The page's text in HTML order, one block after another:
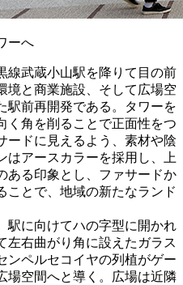
ーへ
線武蔵小山駅を降りて目の前
境と商業施設、そして広場空
駅前再開発である。タワーを
く角を削ることで正面性をつ
ードに見えるよう、素材や陰
はアースカラーを採用し、上
ある印象とし、ファサードか
ことで、地域の新たなランド
駅に向けてハの字型に開かれ
左右曲がり角に設えたガラス
ンペルセコイヤの列植がゲー
場空間へと導く。広場は近隣